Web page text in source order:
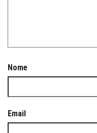
Nome
Email